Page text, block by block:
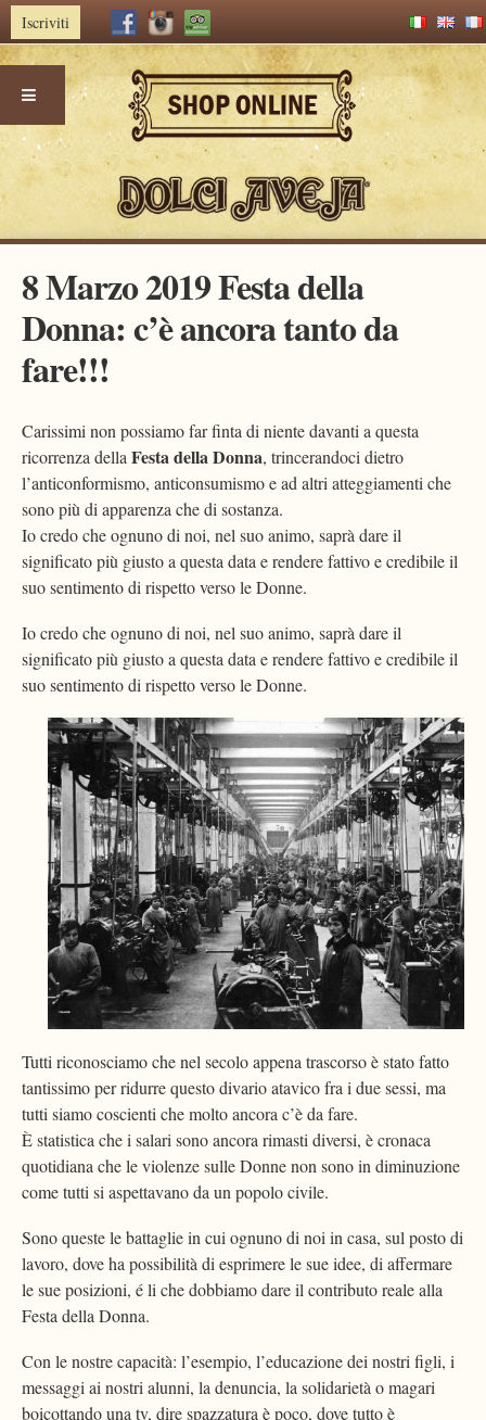
Iscriviti
8 Marzo 2019 Festa della
Donna: c’è ancora tanto da
fare!!!
Carissimi non possiamo far finta di niente davanti a questa
ricorrenza dellaFesta della Donna, trincerandoci dietro
l’anticonformismo, anticonsumismo e ad altri atteggiamenti che
sono più di apparenza che di sostanza.
Io credo che ognuno di noi, nel suo animo, saprà dare il
significato più giusto a questa data e rendere fattivo e credibile il
suo sentimento di rispetto verso le Donne.
Io credo che ognuno di noi, nel suo animo, saprà dare il
significato più giusto a questa data e rendere fattivo e credibile il
suo sentimento di rispetto verso le Donne.
Tutti riconosciamo che nel secolo appena trascorso è stato fatto
tantissimo per ridurre questo divario atavico fra i due sessi, ma
tutti siamo coscienti che molto ancora c’è da fare.
È statistica che i salari sono ancora rimasti diversi, è cronaca
quotidiana che le violenze sulle Donne non sono in diminuzione
come tutti si aspettavano da un popolo civile.
Sono queste le battaglie in cui ognuno di noi in casa, sul posto di
lavoro, dove ha possibilità di esprimere le sue idee, di affermare
le sue posizioni, é li che dobbiamo dare il contributo reale alla
Festa della Donna.
Con le nostre capacità: l’esempio, l’educazione dei nostri figli, i
messaggi ai nostri alunni, la denuncia, la solidarietà o magari
boicottando una tv, dire spazzatura è poco, dove tutto è